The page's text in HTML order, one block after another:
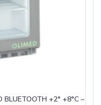
BLUETOOTH +2° +8°C –